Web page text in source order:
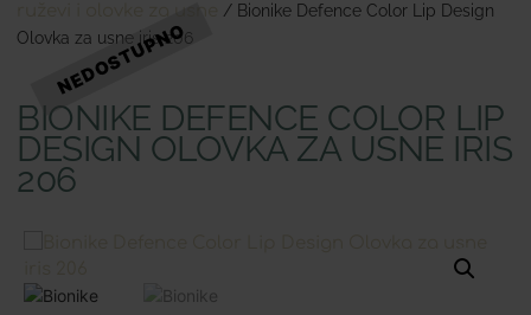
/ Bionike Defence Color Lip Design
Olovka za usne iris 206
BIONIKE DEFENCE COLOR LIP
DESIGN OLOVKA ZA USNE IRIS
206